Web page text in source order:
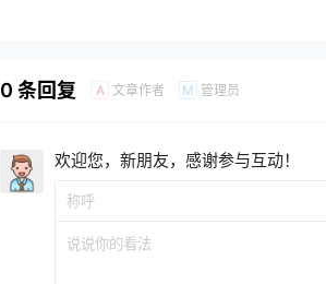
0 条回复 A 文章作者 M 管理员
欢迎您，新朋友，感谢参与互动！